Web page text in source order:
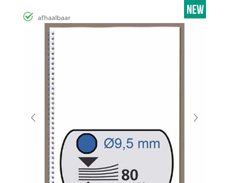
afhaalbaar